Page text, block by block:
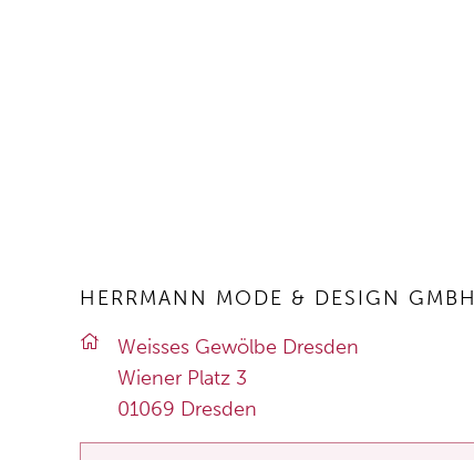
HERRMANN MODE & DESIGN GMBH
Weis­ses Ge­wöl­be Dres­den
Wie­ner Platz 3
01069 Dres­den